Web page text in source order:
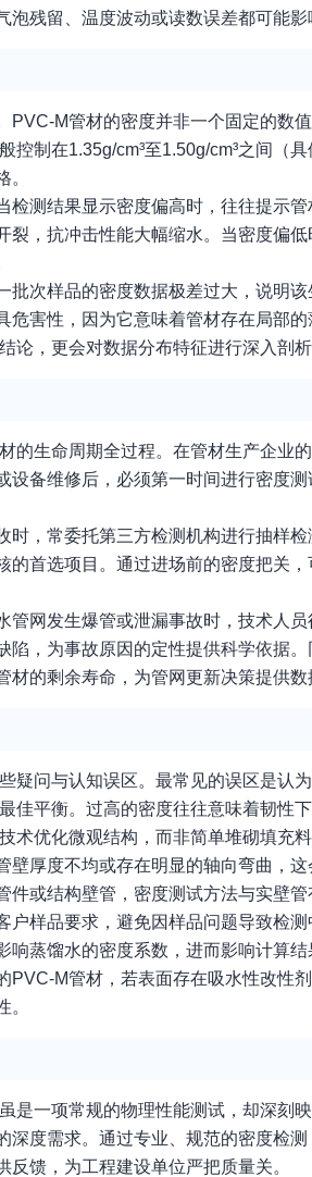
残留、温度波动或读数误差都可能影
M管材的密度并非一个固定的数
制在1.35g/cm³至1.50g/cm³之间（
测结果显示密度偏高时，往往提示
，抗冲击性能大幅缩水。当密度偏低
次样品的密度数据极差过大，说明
害性，因为它意味着管材存在局部
论，更会对数据分布特征进行深入剖
的生命周期全过程。在管材生产企业
备维修后，必须第一时间进行密度
，常委托第三方检测机构进行抽样
首选项目。通过进场前的密度把关，
网发生爆管或泄漏事故时，技术人
，为事故原因的定性提供科学依据
的剩余寿命，为管网更新决策提供数
疑问与认知误区。最常见的误区是认
平衡。过高的密度往往意味着韧性
术优化微观结构，而非简单堆砌填充料
厚度不均或存在明显的轴向弯曲，
或结构壁管，密度测试方法与实壁
样品要求，避免因样品问题导致检测
蒸馏水的密度系数，进而影响计算
M管材，若表面存在吸水性改性
。
是一项常规的物理性能测试，却深刻
度需求。通过专业、规范的密度检
馈，为工程建设单位严把质量关。